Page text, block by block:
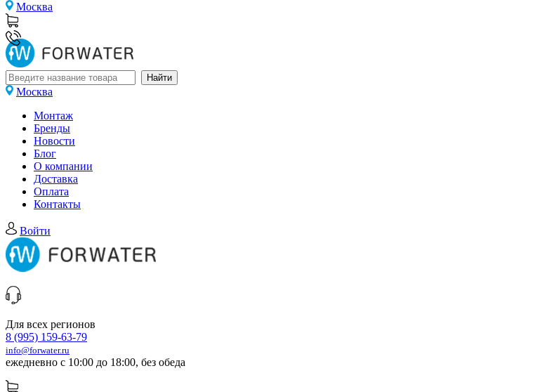
Москва
Москва
Монтаж
Бренды
Новости
Блог
О компании
Доставка
Оплата
Контакты
Войти
Для всех регионов
8 (995) 159-63-79
info@forwater.ru
ежедневно с 10:00 до 18:00, без обеда